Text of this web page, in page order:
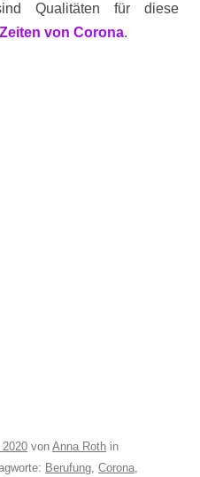
Qualitäten für diese
Zeiten von Corona.
2020 von Anna Roth in
Berufung, Corona,